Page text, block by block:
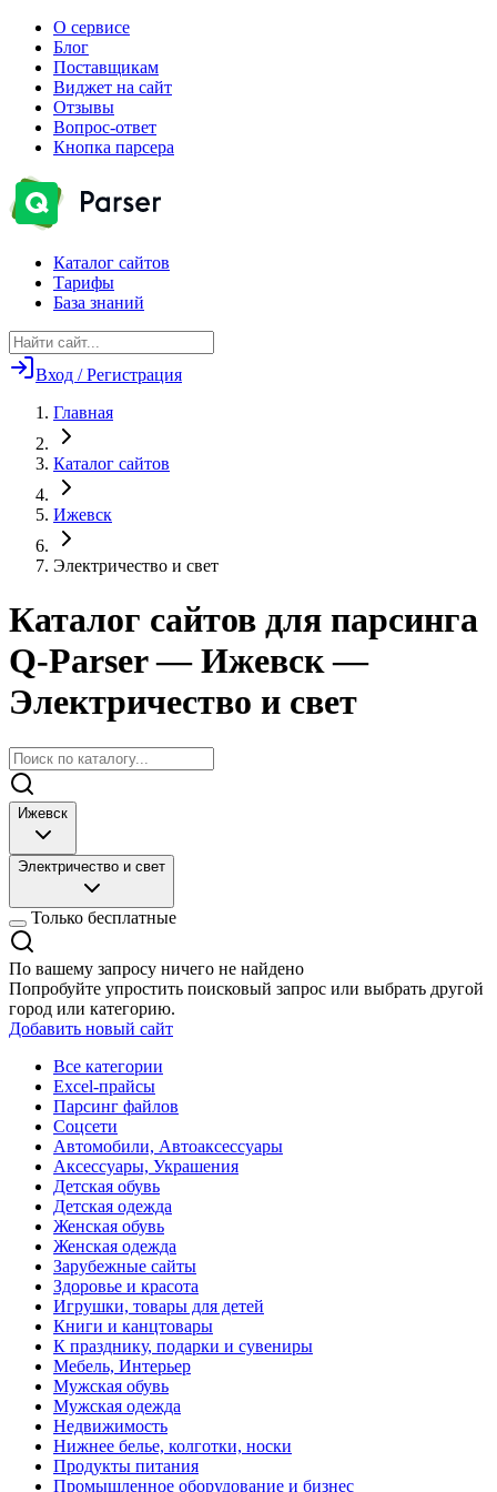
О сервисе
Блог
Поставщикам
Виджет на сайт
Отзывы
Вопрос-ответ
Кнопка парсера
Каталог сайтов
Тарифы
База знаний
Вход / Регистрация
Главная
Каталог сайтов
Ижевск
Электричество и свет
Каталог сайтов для парсинга
Q-Parser— Ижевск —
Электричество и свет
Ижевск
Электричество и свет
Только бесплатные
По вашему запросу ничего не найдено
Попробуйте упростить поисковый запрос или выбрать другой
город или категорию.
Добавить новый сайт
Все категории
Excel-прайсы
Парсинг файлов
Соцсети
Автомобили, Автоаксессуары
Аксессуары, Украшения
Детская обувь
Детская одежда
Женская обувь
Женская одежда
Зарубежные сайты
Здоровье и красота
Игрушки, товары для детей
Книги и канцтовары
К празднику, подарки и сувениры
Мебель, Интерьер
Мужская обувь
Мужская одежда
Недвижимость
Нижнее белье, колготки, носки
Продукты питания
Промышленное оборудование и бизнес